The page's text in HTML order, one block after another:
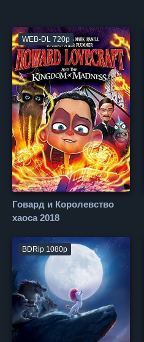
WEB-DL 720p
Говард и Королевство
хаоса 2018
BDRip 1080p